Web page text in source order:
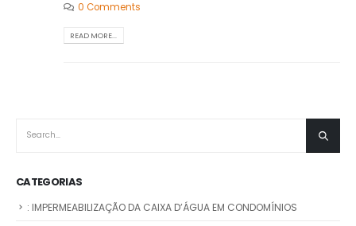
0 Comments
READ MORE...
CATEGORIAS
: IMPERMEABILIZAÇÃO DA CAIXA D’ÁGUA EM CONDOMÍNIOS